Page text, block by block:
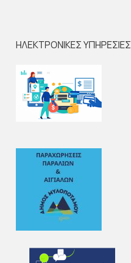
ΗΛΕΚΤΡΟΝΙΚΕΣ ΥΠΗΡΕΣΙΕΣ